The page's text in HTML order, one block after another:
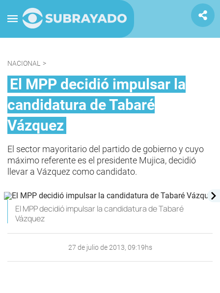
NACIONAL >
El MPP decidió impulsar la
candidatura de Tabaré
Vázquez
El sector mayoritario del partido de gobierno y cuyo
máximo referente es el presidente Mujica, decidió
llevar a Vázquez como candidato.
El MPP decidió impulsar la candidatura de Tabaré
Vázquez
27 de julio de 2013, 09:19hs